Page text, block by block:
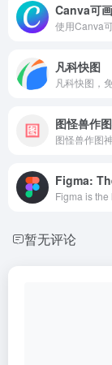
Canva可画
凡科快图
图怪兽作
暂无评论